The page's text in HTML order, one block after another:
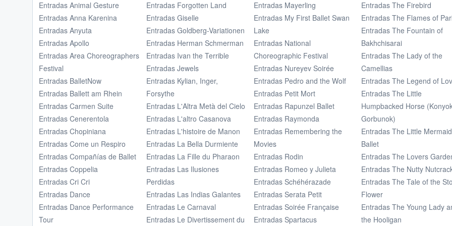
Entradas Animal Gesture
Entradas Anna Karenina
Entradas Anyuta
Entradas Apollo
Entradas Area Choreographers
Festival
Entradas BalletNow
Entradas Ballett am Rhein
Entradas Carmen Suite
Entradas Cenerentola
Entradas Chopiniana
Entradas Come un Respiro
Entradas Compañías de Ballet
Entradas Coppelia
Entradas Cri Cri
Entradas Dance
Entradas Dance Performance
Tour
Entradas Forgotten Land
Entradas Giselle
Entradas Goldberg-Variationen
Entradas Herman Schmerman
Entradas Ivan the Terrible
Entradas Jewels
Entradas Kylian, Inger,
Forsythe
Entradas L'Altra Metà del Cielo
Entradas L'altro Casanova
Entradas L'histoire de Manon
Entradas La Bella Durmiente
Entradas La Fille du Pharaon
Entradas Las Ilusiones
Perdidas
Entradas Las Indias Galantes
Entradas Le Carnaval
Entradas Le Divertissement du
Entradas Mayerling
Entradas My First Ballet Swan
Lake
Entradas National
Choreographic Festival
Entradas Nureyev Soirée
Entradas Pedro and the Wolf
Entradas Petit Mort
Entradas Rapunzel Ballet
Entradas Raymonda
Entradas Remembering the
Movies
Entradas Rodin
Entradas Romeo y Julieta
Entradas Schéhérazade
Entradas Serata Petit
Entradas Soirée Française
Entradas Spartacus
Entradas The Firebird
Entradas The Flames of
Entradas The Fountain of
Bakhchisarai
Entradas The Lady of the
Camellias
Entradas The Legend of
Entradas The Little
Humpbacked Horse
Gorbunok)
Entradas The Little Mermaid
Ballet
Entradas The Lovers
Entradas The Nutty
Entradas The Tale of the
Flower
Entradas The Young Lady
the Hooligan